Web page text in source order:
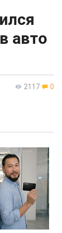
авто
2117 0